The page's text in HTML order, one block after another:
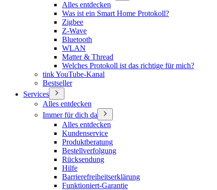
Alles entdecken
Was ist ein Smart Home Protokoll?
Zigbee
Z-Wave
Bluetooth
WLAN
Matter & Thread
Welches Protokoll ist das richtige für mich?
tink YouTube-Kanal
Bestseller
Services
Alles entdecken
Immer für dich da
Alles entdecken
Kundenservice
Produktberatung
Bestellverfolgung
Rücksendung
Hilfe
Barrierefreiheitserklärung
Funktioniert-Garantie